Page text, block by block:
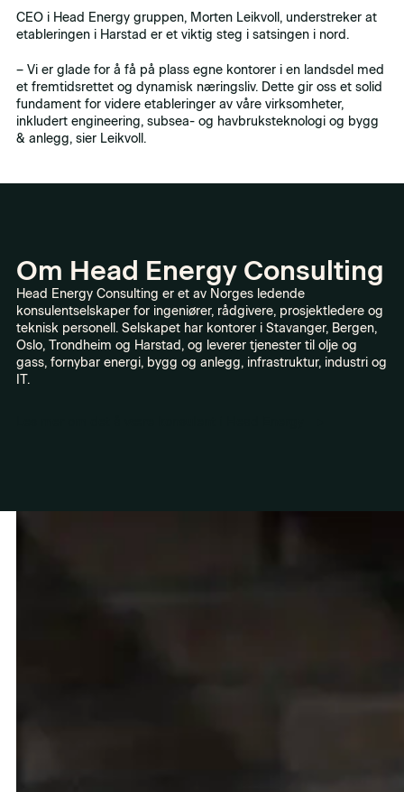
CEO i Head Energy gruppen, Morten Leikvoll, understreker at
etableringen i Harstad er et viktig steg i satsingen i nord.
– Vi er glade for å få på plass egne kontorer i en landsdel med
et fremtidsrettet og dynamisk næringsliv. Dette gir oss et solid
fundament for videre etableringer av våre virksomheter,
inkludert engineering, subsea- og havbruksteknologi og bygg
& anlegg, sier Leikvoll.
Om Head Energy Consulting
Head Energy Consulting er et av Norges ledende
konsulentselskaper for ingeniører, rådgivere, prosjektledere og
teknisk personell. Selskapet har kontorer i Stavanger, Bergen,
Oslo, Trondheim og Harstad, og leverer tjenester til olje og
gass, fornybar energi, bygg og anlegg, infrastruktur, industri og
IT.